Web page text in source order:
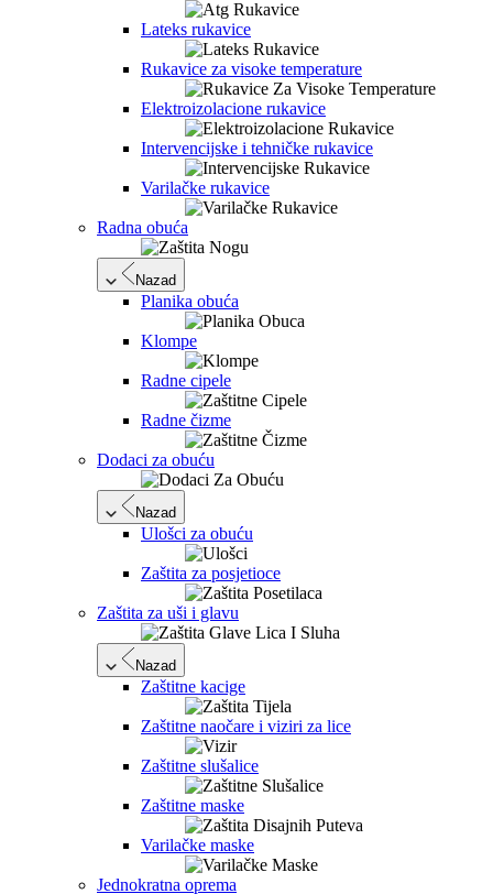
Lateks rukavice
Rukavice za visoke temperature
Elektroizolacione rukavice
Intervencijske i tehničke rukavice
Varilačke rukavice
Radna obuća
Nazad
Planika obuća
Klompe
Radne cipele
Radne čizme
Dodaci za obuću
Nazad
Ulošci za obuću
Zaštita za posjetioce
Zaštita za uši i glavu
Nazad
Zaštitne kacige
Zaštitne naočare i viziri za lice
Zaštitne slušalice
Zaštitne maske
Varilačke maske
Jednokratna oprema